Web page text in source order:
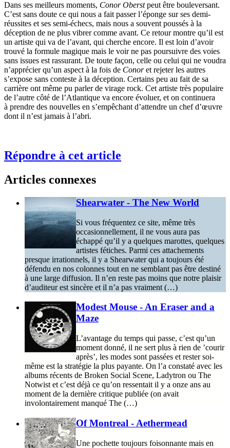
Dans ses meilleurs moments, Conor Oberstpeut être bouleversant.
C’est sans doute ce qui nous a fait passer l’éponge sur ses demi-
réussites et ses semi-échecs, mais nous a souvent poussés à la
déception de ne plus vibrer comme avant. Ce retour montre qu’il est
un artiste qui va de l’avant, qui cherche encore. Il est loin d’avoir
trouvé la formule magique mais le voir ne pas poursuivre des voies
sans issues est rassurant. De toute façon, celle ou celui qui ne voudra
n’apprécier qu’un aspect à la fois de Conoret rejeter les autres
s’expose sans conteste à la déception. Certains peu au fait de sa
carrière ont même pu parler de virage rock. Cet artiste très populaire
de l’autre côté de l’Atlantique va encore évoluer, et on continuera
à prendre des nouvelles en s’empêchant d’attendre un chef d’œuvre
dont il n’est jamais à l’abri.
Répondre à cet article
Articles connexes
Shearwater - The New World
Si vous fréquentez ce site, même très
occasionnellement, il ne vous aura pas
échappé qu’il y a quelques marottes, quelques
artistes fétiches. Parmi ces attachements
presque irrationnels, il y a Shearwater qui a toujours été
défendu en nos colonnes tout en ne semblant pas être destiné
à une large diffusion. Il n’en reste pas moins que notre plaisir
d’auditeur est sincère et il n’a pas vraiment (…)
Modest Mouse - An Eraser and a
Maze
L’avantage du temps qui passe, c’est qu’un
moment donné, il ne sert plus à rien de ’courir
après’, les modes sont passées et rester soi-
même est la stratégie la plus payante. On l’a constaté avec les
albums récents de Broken Social Scene, Ladytron ou The
Notwist et c’est déjà ce qu’on ressentait il y a onze ans au
moment de la dernière critique publiée (on avait
involontairement manqué The (…)
Of Montreal - Aethermead
Une pochette toujours foisonnante mais en